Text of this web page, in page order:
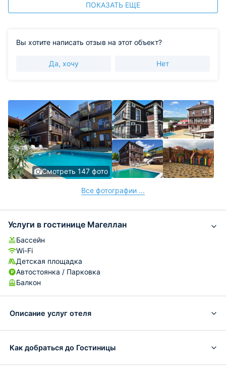
ПОКАЗАТЬ ЕЩЕ
Вы хотите написать отзыв на этот объект?
Да, хочу Нет
Смотреть 147 фото
Все фотографии ...
Услуги в гостинице Магеллан
Бассейн
Wi-Fi
Детская площадка
Автостоянка / Парковка
Балкон
Описание услуг отеля
Как добраться до Гостиницы